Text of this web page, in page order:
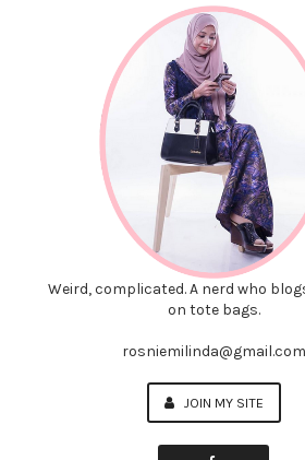
Weird, complicated. A nerd who
on tote bags.
rosniemilinda@gmail.com
JOIN MY SITE